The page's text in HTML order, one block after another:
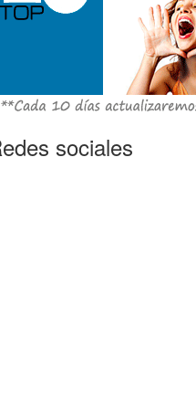
sociales